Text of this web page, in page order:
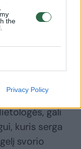
the
Privacy Policy
kurie
pateiktos
supažindinti,
ir buvo
laikytis
gali
kuris serga
svorio